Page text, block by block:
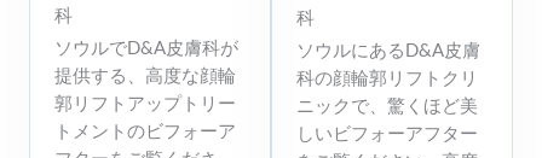
科
ソウルでD&A皮膚科が
提供する、高度な顔輪
郭リフトアップトリー
トメントのビフォーア
科
ソウルにあるD&A皮膚
科の顔輪郭リフトクリ
ニックで、驚くほど美
しいビフォーアフター